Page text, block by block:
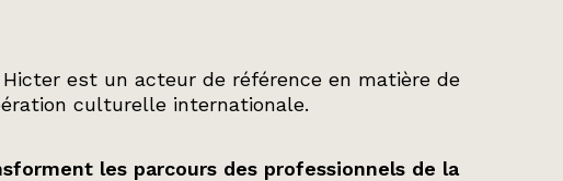
est un acteur de référence en matière de
culturelle internationale.
les parcours des professionnels de la